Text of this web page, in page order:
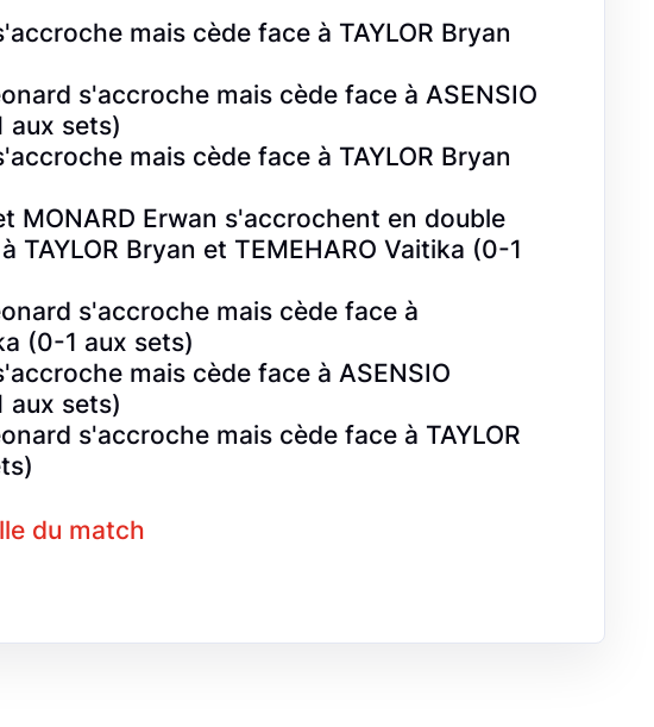
mais cède face à TAYLOR Bryan
s'accroche mais cède face à ASENSIO
aux sets)
mais cède face à TAYLOR Bryan
MONARD Erwan s'accrochent en double
TAYLOR Bryan et TEMEHARO Vaitika (0-1
s'accroche mais cède face à
(0-1 aux sets)
mais cède face à ASENSIO
aux sets)
s'accroche mais cède face à TAYLOR
du match